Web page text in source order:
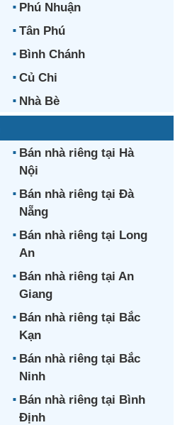
Phú Nhuận
Tân Phú
Bình Chánh
Củ Chi
Nhà Bè
Bán nhà riêng tại Hà
Nội
Bán nhà riêng tại Đà
Nẵng
Bán nhà riêng tại Long
An
Bán nhà riêng tại An
Giang
Bán nhà riêng tại Bắc
Kạn
Bán nhà riêng tại Bắc
Ninh
Bán nhà riêng tại Bình
Định